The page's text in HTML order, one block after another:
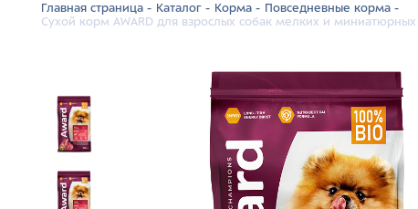
Главная страница - Каталог - Корма - Повседневные корма -
Сухой корм AWARD для взрослых собак мелких и